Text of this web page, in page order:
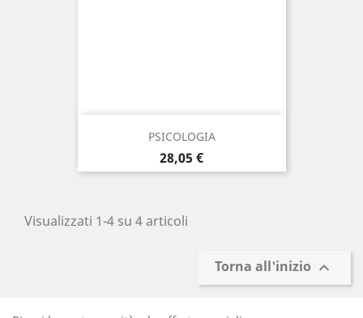
PSICOLOGIA
Prezzo
28,05 €
Visualizzati 1-4 su 4 articoli
Torna all'inizio 